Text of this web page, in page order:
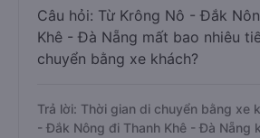
Câu hỏi: Từ Krông Nô - Đắk
Khê - Đà Nẵng mất bao nhiêu
chuyển bằng xe khách?
Trả lời: Thời gian di chuyển bằng xe
- Đắk Nông đi Thanh Khê - Đà Nẵng